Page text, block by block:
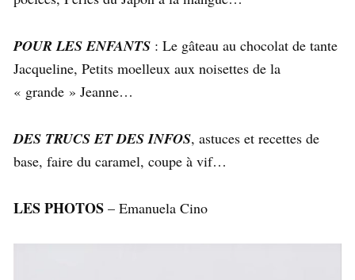
POUR LES ENFANTS : Le gâteau au chocolat de tante
Jacqueline, Petits moelleux aux noisettes de la
« grande » Jeanne…
DES TRUCS ET DES INFOS, astuces et recettes de
base, faire du caramel, coupe à vif…
LES PHOTOS – Emanuela Cino